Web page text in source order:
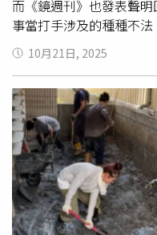
黨「海嘯」級慘劇陳以
年上任後就積極布局，
「跑起來」的市長潛在
黨總統候選人柯文哲大
良退選支持，「那藍營
希望這次下台漂亮「別
未經有罪判決確定者，
而《鏡週刊》也發表聲
事當打手涉及的種種不
《鏡週刊》的報導指出
的資金是來自於「耘力
負責人為黃國昌妻妹高
以及前股東智邦科技創
後，2023年也投資凱思
求真民調總經理關智宇
針對報導，黃國昌堅決
要上大菜，結果端出來
很慎重地致電妻子，確
並要求《鏡週刊》拿出
10月21日, 2025